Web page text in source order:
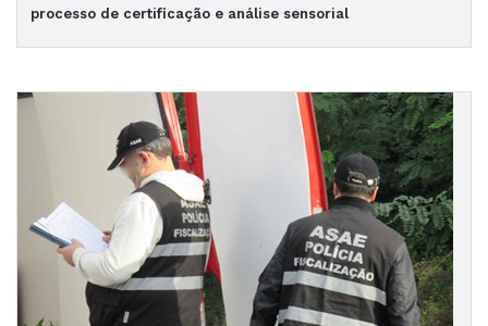
processo de certificação e análise sensorial